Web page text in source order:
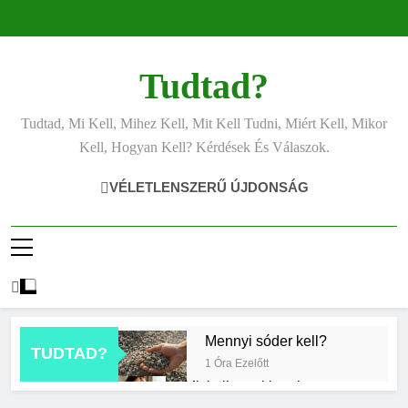
Tudtad?
Tudtad, Mi Kell, Mihez Kell, Mit Kell Tudni, Miért Kell, Mikor
Kell, Hogyan Kell? Kérdések És Válaszok.
VÉLETLENSZERŰ ÚJDONSÁG
TUDTAD?
Mennyi sóder kell?
1 Óra Ezelőtt
Mit kell tenni ha alacsony a